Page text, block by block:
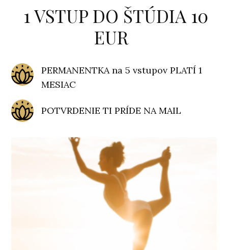
1 VSTUP DO ŠTÚDIA 10
EUR
PERMANENTKA na 5 vstupov PLATÍ 1
MESIAC
POTVRDENIE TI PRÍDE NA MAIL